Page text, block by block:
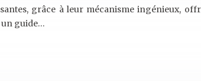
grâce à leur mécanisme ingénieux,
un guide…